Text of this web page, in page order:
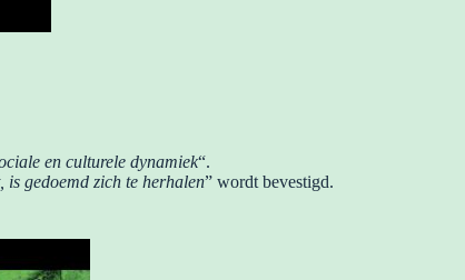
en culturele dynamiek“.
is gedoemd zich te herhalen” wordt bevestigd.